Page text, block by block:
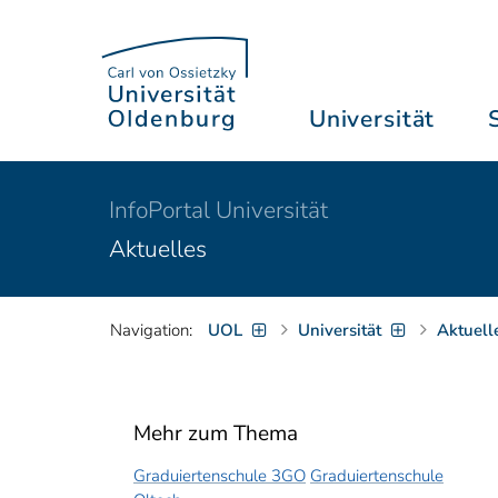
Universität
InfoPortal Universität
Aktuelles
Navigation: UOL Universität
Mehr zum Thema
Graduiertenschule 3GO Graduiertenschule